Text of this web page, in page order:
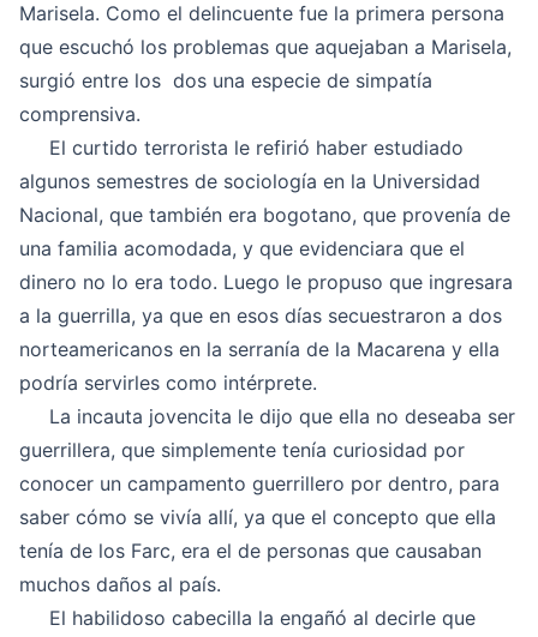
Marisela. Como el delincuente fue la primera persona
que escuchó los problemas que aquejaban a Marisela,
surgió entre los dos una especie de simpatía
comprensiva.
El curtido terrorista le refirió haber estudiado
algunos semestres de sociología en la Universidad
Nacional, que también era bogotano, que provenía de
una familia acomodada, y que evidenciara que el
dinero no lo era todo. Luego le propuso que ingresara
a la guerrilla, ya que en esos días secuestraron a dos
norteamericanos en la serranía de la Macarena y ella
podría servirles como intérprete.
La incauta jovencita le dijo que ella no deseaba ser
guerrillera, que simplemente tenía curiosidad por
conocer un campamento guerrillero por dentro, para
saber cómo se vivía allí, ya que el concepto que ella
tenía de los Farc, era el de personas que causaban
muchos daños al país.
El habilidoso cabecilla la engañó al decirle que